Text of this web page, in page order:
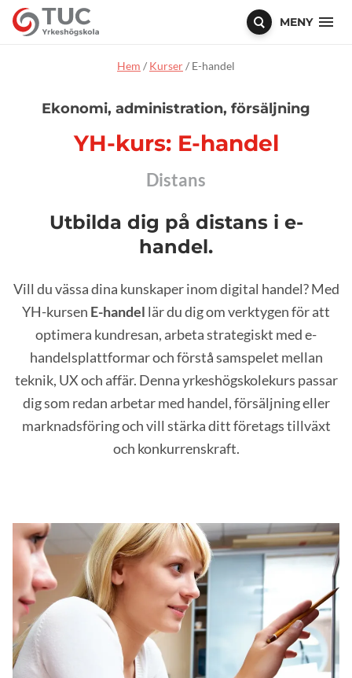
MENY
Hem / Kurser/ E-handel
Ekonomi, administration, försäljning
YH-kurs: E-handel
Distans
Utbilda dig på distans i e-
handel.
Vill du vässa dina kunskaper inom digital handel? Med
YH-kursen E-handel lär du dig om verktygen för att
optimera kundresan, arbeta strategiskt med e-
handelsplattformar och förstå samspelet mellan
teknik, UX och affär. Denna yrkeshögskolekurs passar
dig som redan arbetar med handel, försäljning eller
marknadsföring och vill stärka ditt företags tillväxt
och konkurrenskraft.